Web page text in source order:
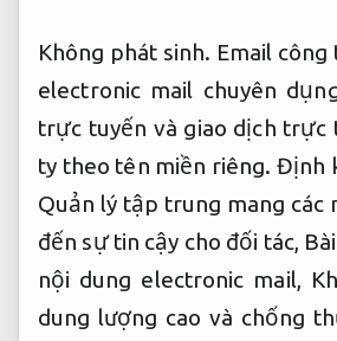
Không phát sinh. Email
electronic mail chuyên
trực tuyến và giao dịch trực
ty theo tên miền riêng. Định
Quản lý tập trung mang các
đến sự tin cậy cho đối tác,
nội dung electronic mail,
dung lượng cao và chống